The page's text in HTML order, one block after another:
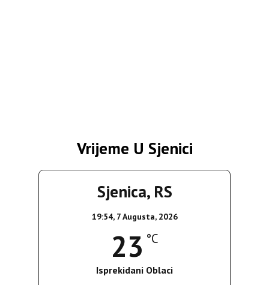
Vrijeme U Sjenici
Sjenica, RS
19:54, 7 Augusta, 2026
23 °C
Isprekidani Oblaci